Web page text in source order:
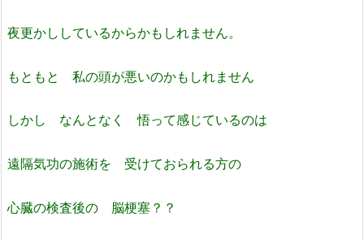
夜更かししているからかもしれません。
もともと 私の頭が悪いのかもしれません
しかし なんとなく 悟って感じているのは
遠隔気功の施術を 受けておられる方の
心臓の検査後の 脳梗塞？？